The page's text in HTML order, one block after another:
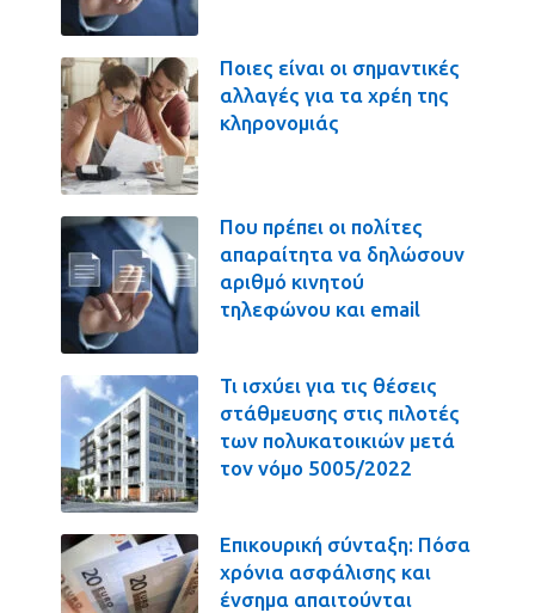
Ποιες είναι οι σημαντικές
αλλαγές για τα χρέη της
κληρονομιάς
Που πρέπει οι πολίτες
απαραίτητα να δηλώσουν
αριθμό κινητού
τηλεφώνου και email
Τι ισχύει για τις θέσεις
στάθμευσης στις πιλοτές
των πολυκατοικιών μετά
τον νόμο 5005/2022
Επικουρική σύνταξη: Πόσα
χρόνια ασφάλισης και
ένσημα απαιτούνται